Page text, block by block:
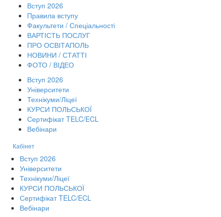
Вступ 2026
Правила вступу
Факультети / Спеціальності
ВАРТІСТЬ ПОСЛУГ
ПРО ОСВІТАПОЛЬ
НОВИНИ / СТАТТІ
ФОТО / ВІДЕО
Вступ 2026
Університети
Технікуми/Ліцеї
КУРСИ ПОЛЬСЬКОЇ
Сертифікат TELC/ECL
Вебінари
Кабінет
Вступ 2026
Університети
Технікуми/Ліцеї
КУРСИ ПОЛЬСЬКОЇ
Сертифікат TELC/ECL
Вебінари